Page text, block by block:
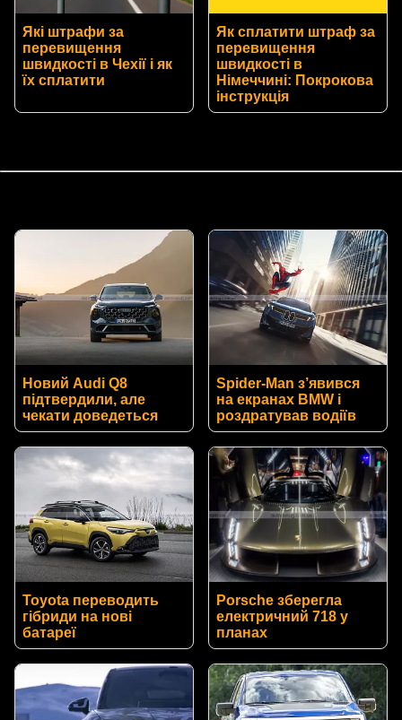
Які штрафи за
перевищення
швидкості в Чехії і як
їх сплатити
Як сплатити штраф за
перевищення
швидкості в
Німеччині: Покрокова
інструкція
Новий Audi Q8
підтвердили, але
чекати доведеться
Spider-Man з’явився
на екранах BMW і
роздратував водіїв
Toyota переводить
гібриди на нові
батареї
Porsche зберегла
електричний 718 у
планах